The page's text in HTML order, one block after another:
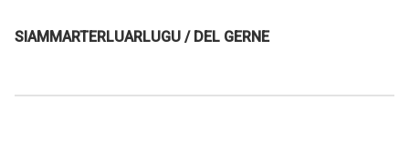
SIAMMARTERLUARLUGU / DEL GERNE